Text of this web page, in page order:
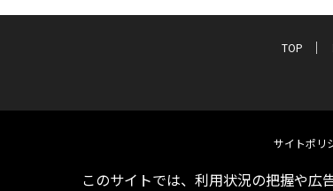
TOP
サイトポリ
このサイトでは、利用状況の把握や広